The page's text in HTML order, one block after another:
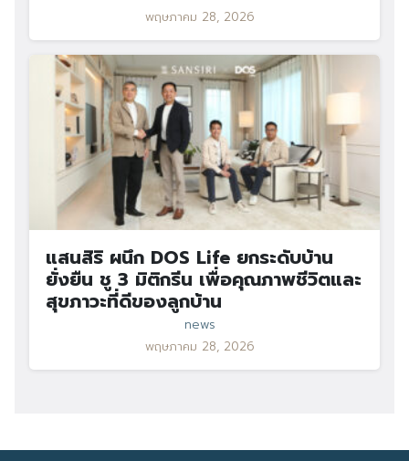
พฤษภาคม 28, 2026
แสนสิริ ผนึก DOS Life ยกระดับบ้าน
ยั่งยืน ชู 3 มิติกรีน เพื่อคุณภาพชีวิตและ
สุขภาวะที่ดีของลูกบ้าน
news
พฤษภาคม 28, 2026